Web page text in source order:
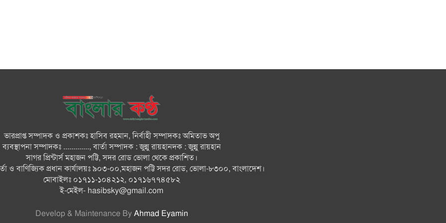
ভারপ্রাপ্ত সম্পাদক ও প্রকাশকঃ হাসিব রহমান, নির্বাহী সম্পাদকঃ অমিতাভ অপু
ব্যবস্থাপনা সম্পাদকঃ ............., বার্তা সম্পাদক : জুন্নু রায়হানদক : জুন্নু রায়হান
সাগর প্রিন্টার্স মহাজন পট্টি, সদর রোড ভোলা থেকে প্রকাশিত।
ও বাণিজ্যিক প্রধান কার্যালয়ঃ ৯০৩-০০,মহাজন পট্টি সদর রোড, ভোলা-৮৩০০, বাংলাদেশ।
মোবাইলঃ ০১৭১১-১০৪২১২, ০১৭১৬৭৭৪৫৮২
ই-মেইল- hasibsky@gmail.com
Develop & Maintenance By Ahmad Eyamin